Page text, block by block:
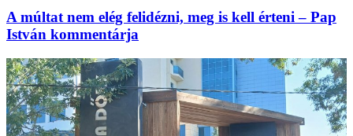
A múltat nem elég felidézni, meg is kell érteni – Pap
István kommentárja